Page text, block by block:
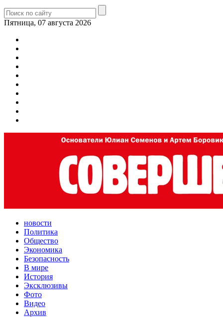
Пятница, 07 августа 2026
новости
Политика
Общество
Экономика
Безопасность
В мире
История
Эксклюзивы
Фото
Видео
Архив